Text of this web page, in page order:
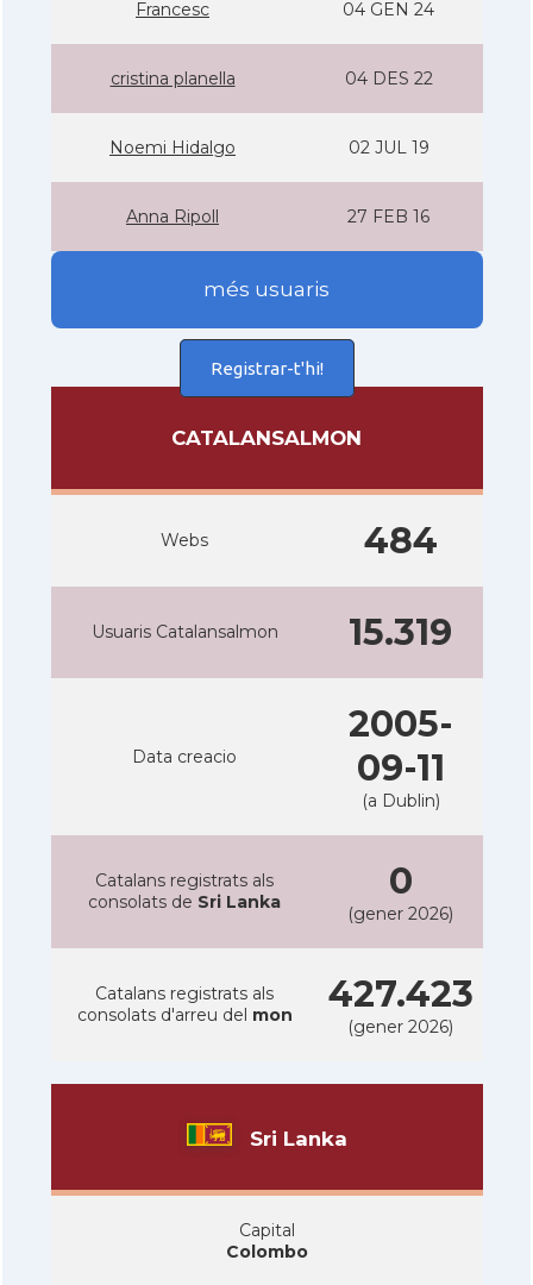
Francesc 04 GEN 24
cristina planella 04 DES 22
Noemi Hidalgo 02 JUL 19
Anna Ripoll 27 FEB 16
més usuaris
Registrar-t'hi!
CATALANSALMON
Webs 484
Usuaris Catalansalmon 15.319
Data creacio
2005-
09-11
(a Dublin)
Catalans registrats als
consolats de Sri Lanka 0
(gener 2026)
Catalans registrats als
consolats d'arreu del mon 427.423
(gener 2026)
Sri Lanka
Capital
Colombo